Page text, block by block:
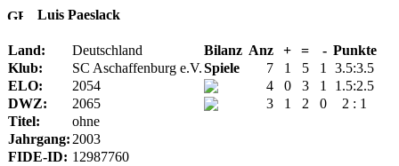
Luis Paeslack
Land: Deutschland Bilanz Anz + = - Punkte
Klub:
SC Aschaffenburg e.V.Spiele 7 1 5 1
3.5:3.5
ELO:
2054 4 0 3 1
1.5:2.5
DWZ:
2065 3 1 2 0
2 : 1
Titel:
ohne
Jahrgang: 2003
FIDE-ID: 12987760